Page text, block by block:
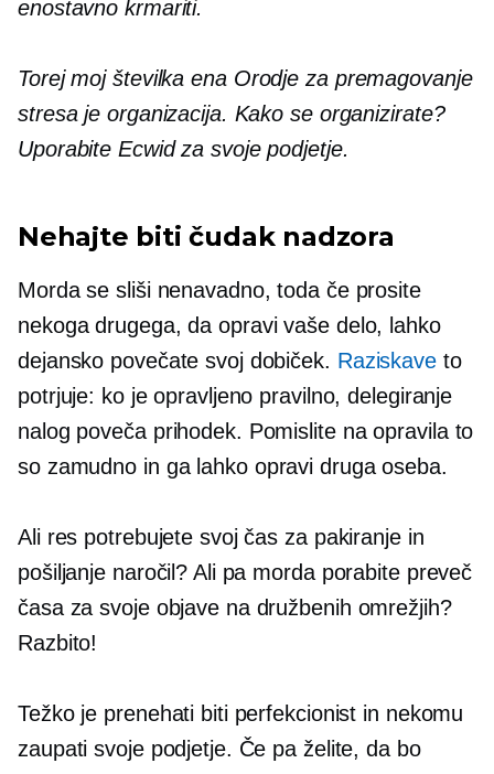
enostavno krmariti.
Torej mojštevilka enaOrodje za premagovanje
stresa je organizacija. Kako se organizirate?
Uporabite Ecwid za svoje podjetje.
Nehajte biti čudak nadzora
Morda se sliši nenavadno, toda če prosite
nekoga drugega, da opravi vaše delo, lahko
dejansko povečate svoj dobiček. Raziskaveto
potrjuje: ko je opravljeno pravilno, delegiranje
nalog poveča prihodek. Pomislite naopravila to
so zamudno in ga lahko opravi druga oseba.
Ali res potrebujete svoj čas za pakiranje in
pošiljanje naročil? Ali pa morda porabite preveč
časa za svoje objave na družbenih omrežjih?
Razbito!
Težko je prenehati biti perfekcionist in nekomu
zaupati svoje podjetje. Če pa želite, da bo